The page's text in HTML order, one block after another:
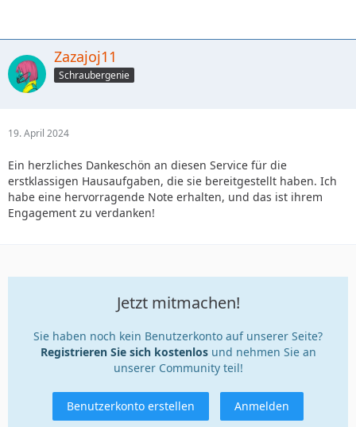
Zazajoj11
Schraubergenie
19. April 2024
Ein herzliches Dankeschön an diesen Service für die
erstklassigen Hausaufgaben, die sie bereitgestellt haben. Ich
habe eine hervorragende Note erhalten, und das ist ihrem
Engagement zu verdanken!
Jetzt mitmachen!
Sie haben noch kein Benutzerkonto auf unserer Seite?
Registrieren Sie sich kostenlosund nehmen Sie an
unserer Community teil!
Benutzerkonto erstellen Anmelden